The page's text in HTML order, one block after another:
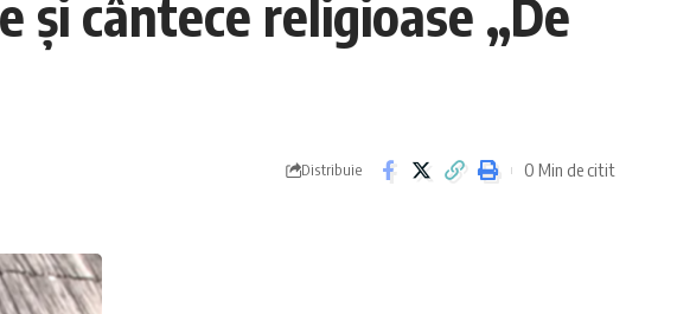
și cântece religioase „De
Distribuie 0 Min de citit